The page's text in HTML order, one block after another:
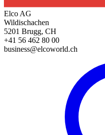
Elco AG
Wildischachen
5201 Brugg, CH
+41 56 462 80 00
business@elcoworld.ch